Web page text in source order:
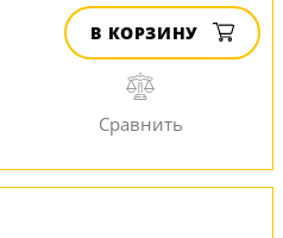
В КОРЗИНУ